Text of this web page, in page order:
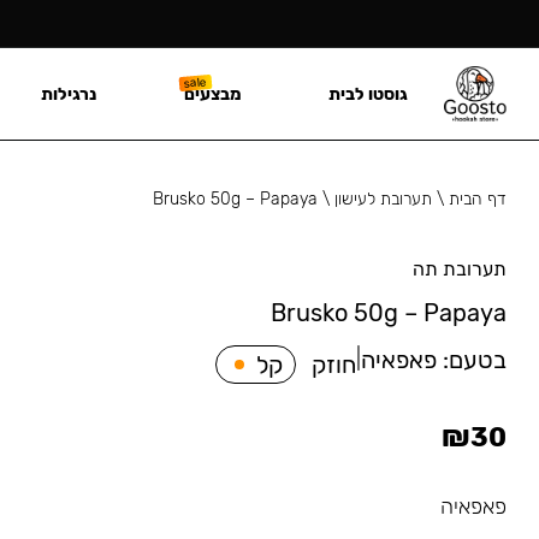
דף הבית\ תערובת לעישון \
Brusko 50g – Papaya
תערובת תה
Brusko 50g – Papaya
בטעם: פאפאיה חוזק קל
₪30
פאפאיה
גוסטו לבית מבצעים נרגילות